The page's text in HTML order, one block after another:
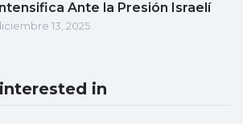
Intensifica Ante la Presión Israelí
13, 2025
in